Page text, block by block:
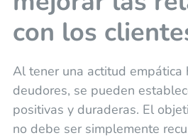
con los
Al tener una actitud empática
deudores, se pueden
positivas y duraderas. El
no debe ser simplemente